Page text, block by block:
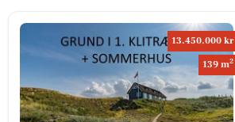
13.450.000 kr
139 m2